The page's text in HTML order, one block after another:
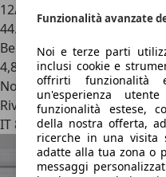
12/2019
44.000 km
Benzina
4,8 l/100 km (comb.)
Novità
Rivenditore
IT 86079Venafro - Isernia - Is
Funzionalità avanzate
Noi e terze parti
inclusi cookie e
offrirti
un'esperienza
funzionalità estese,
della nostra offerta,
ricerche in una visita
adatte alla tua zona o
messaggi